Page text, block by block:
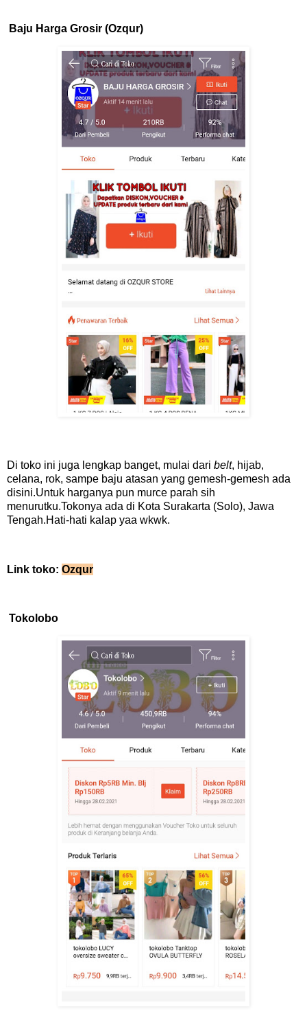
Baju Harga Grosir (Ozqur)
Di toko ini juga lengkap banget, mulai dari belt, hijab,
celana, rok, sampe baju atasan yang gemesh-gemesh ada
disini.Untuk harganya pun murce parah sih
menurutku.Tokonya ada di Kota Surakarta (Solo), Jawa
Tengah.Hati-hati kalap yaa wkwk.
Link toko: Ozqur
Tokolobo